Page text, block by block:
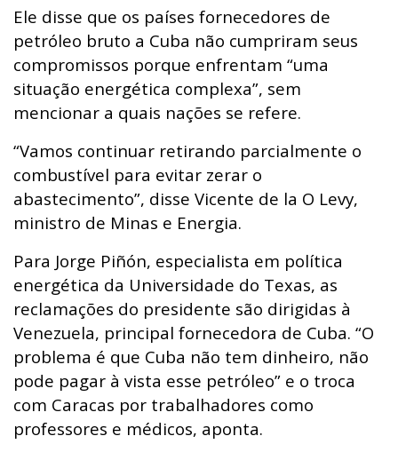
Ele disse que os países fornecedores de
petróleo bruto a Cuba não cumpriram seus
compromissos porque enfrentam “uma
situação energética complexa”, sem
mencionar a quais nações se refere.
“Vamos continuar retirando parcialmente o
combustível para evitar zerar o
abastecimento”, disse Vicente de la O Levy,
ministro de Minas e Energia.
Para Jorge Piñón, especialista em política
energética da Universidade do Texas, as
reclamações do presidente são dirigidas à
Venezuela, principal fornecedora de Cuba. “O
problema é que Cuba não tem dinheiro, não
pode pagar à vista esse petróleo” e o troca
com Caracas por trabalhadores como
professores e médicos, aponta.